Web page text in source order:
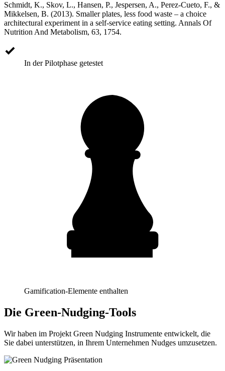
Schmidt, K., Skov, L., Hansen, P., Jespersen, A., Perez-Cueto, F., &
Mikkelsen, B. (2013). Smaller plates, less food waste – a choice
architectural experiment in a self-service eating setting. Annals Of
Nutrition And Metabolism, 63, 1754.
In der Pilotphase getestet
Gamification-Elemente enthalten
Die Green-Nudging-Tools
Wir haben im Projekt Green Nudging Instrumente entwickelt, die
Sie dabei unterstützen, in Ihrem Unternehmen Nudges umzusetzen.